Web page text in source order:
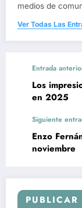
medios de
Ver Todas Las
Entrada
Los
en 2025
Siguiente
Enzo
noviembre
PUBLICAR